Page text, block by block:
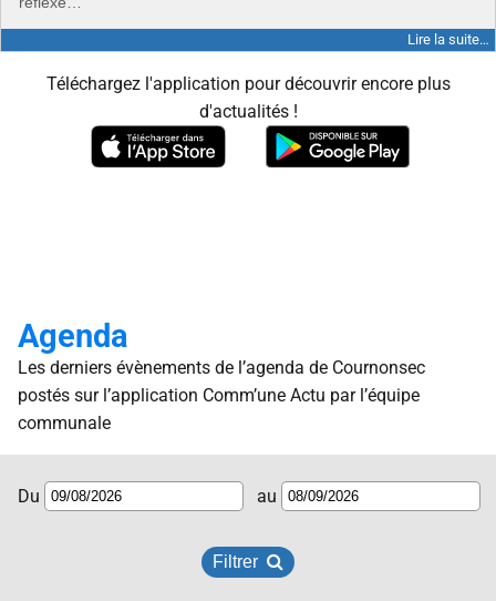
Lire la suite…
Téléchargez l'application pour découvrir encore plus
d'actualités !
Agenda
Les derniers évènements de l’agenda de Cournonsec
postés sur l’application Comm’une Actu par l’équipe
communale
Du au
Filtrer